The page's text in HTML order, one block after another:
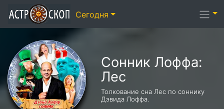
Сонник Лоффа:
Лес
Толкование сна Лес по соннику
Дэвида Лоффа.
Сегодня